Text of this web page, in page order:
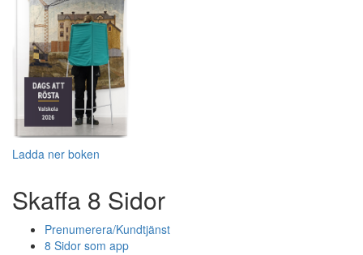
Ladda ner boken
Skaffa 8 Sidor
Prenumerera/Kundtjänst
8 Sidor som app